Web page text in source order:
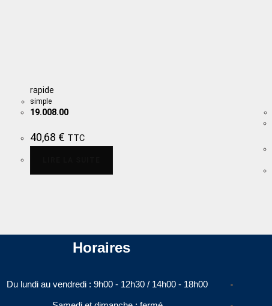
rapide
simple
19.008.00
40,68 € TTC
Horaires
Du lundi au vendredi : 9h00 - 12h30 / 14h00 - 18h00​